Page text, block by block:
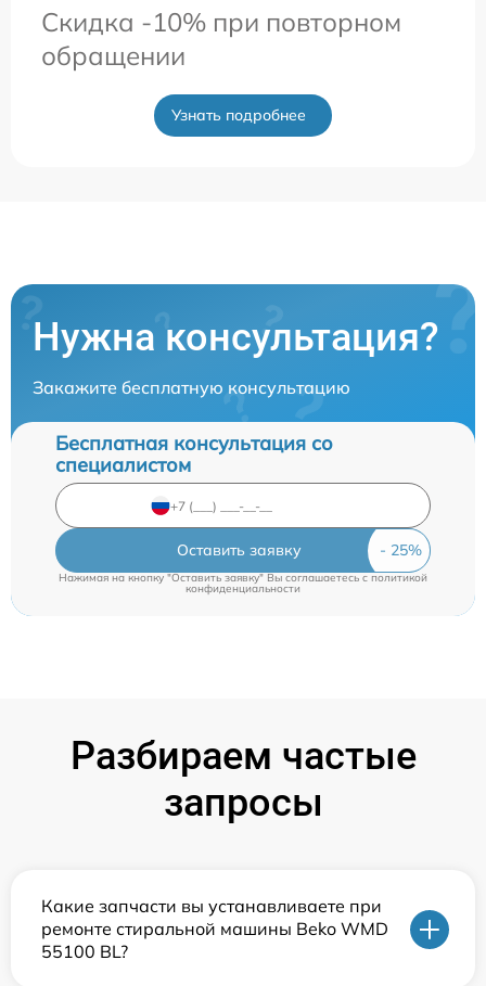
Скидка -10% при повторном
обращении
Узнать подробнее
Нужна консультация?
Закажите бесплатную консультацию
Бесплатная консультация со
специалистом
Оставить заявку
Нажимая на кнопку "Оставить заявку" Вы соглашаетесь cполитикой
конфиденциальности
Разбираем частые
запросы
Какие запчасти вы устанавливаете при
ремонте стиральной машины Beko WMD
55100 BL?